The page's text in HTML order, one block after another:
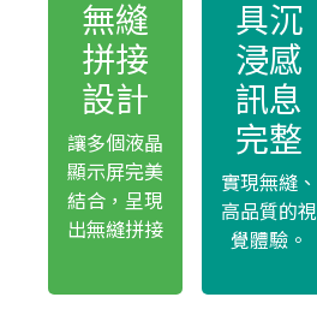
無縫
拼接
設計
讓多個液晶
顯示屏完美
結合，呈現
出無縫拼接
具沉
浸感
訊息
完整
實現無縫、
高品質的視
覺體驗。